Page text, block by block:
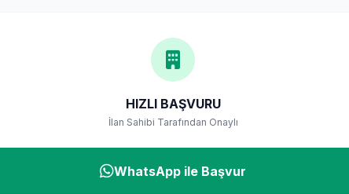
HIZLI BAŞVURU
İlan Sahibi Tarafından Onaylı
WhatsApp ile Başvur